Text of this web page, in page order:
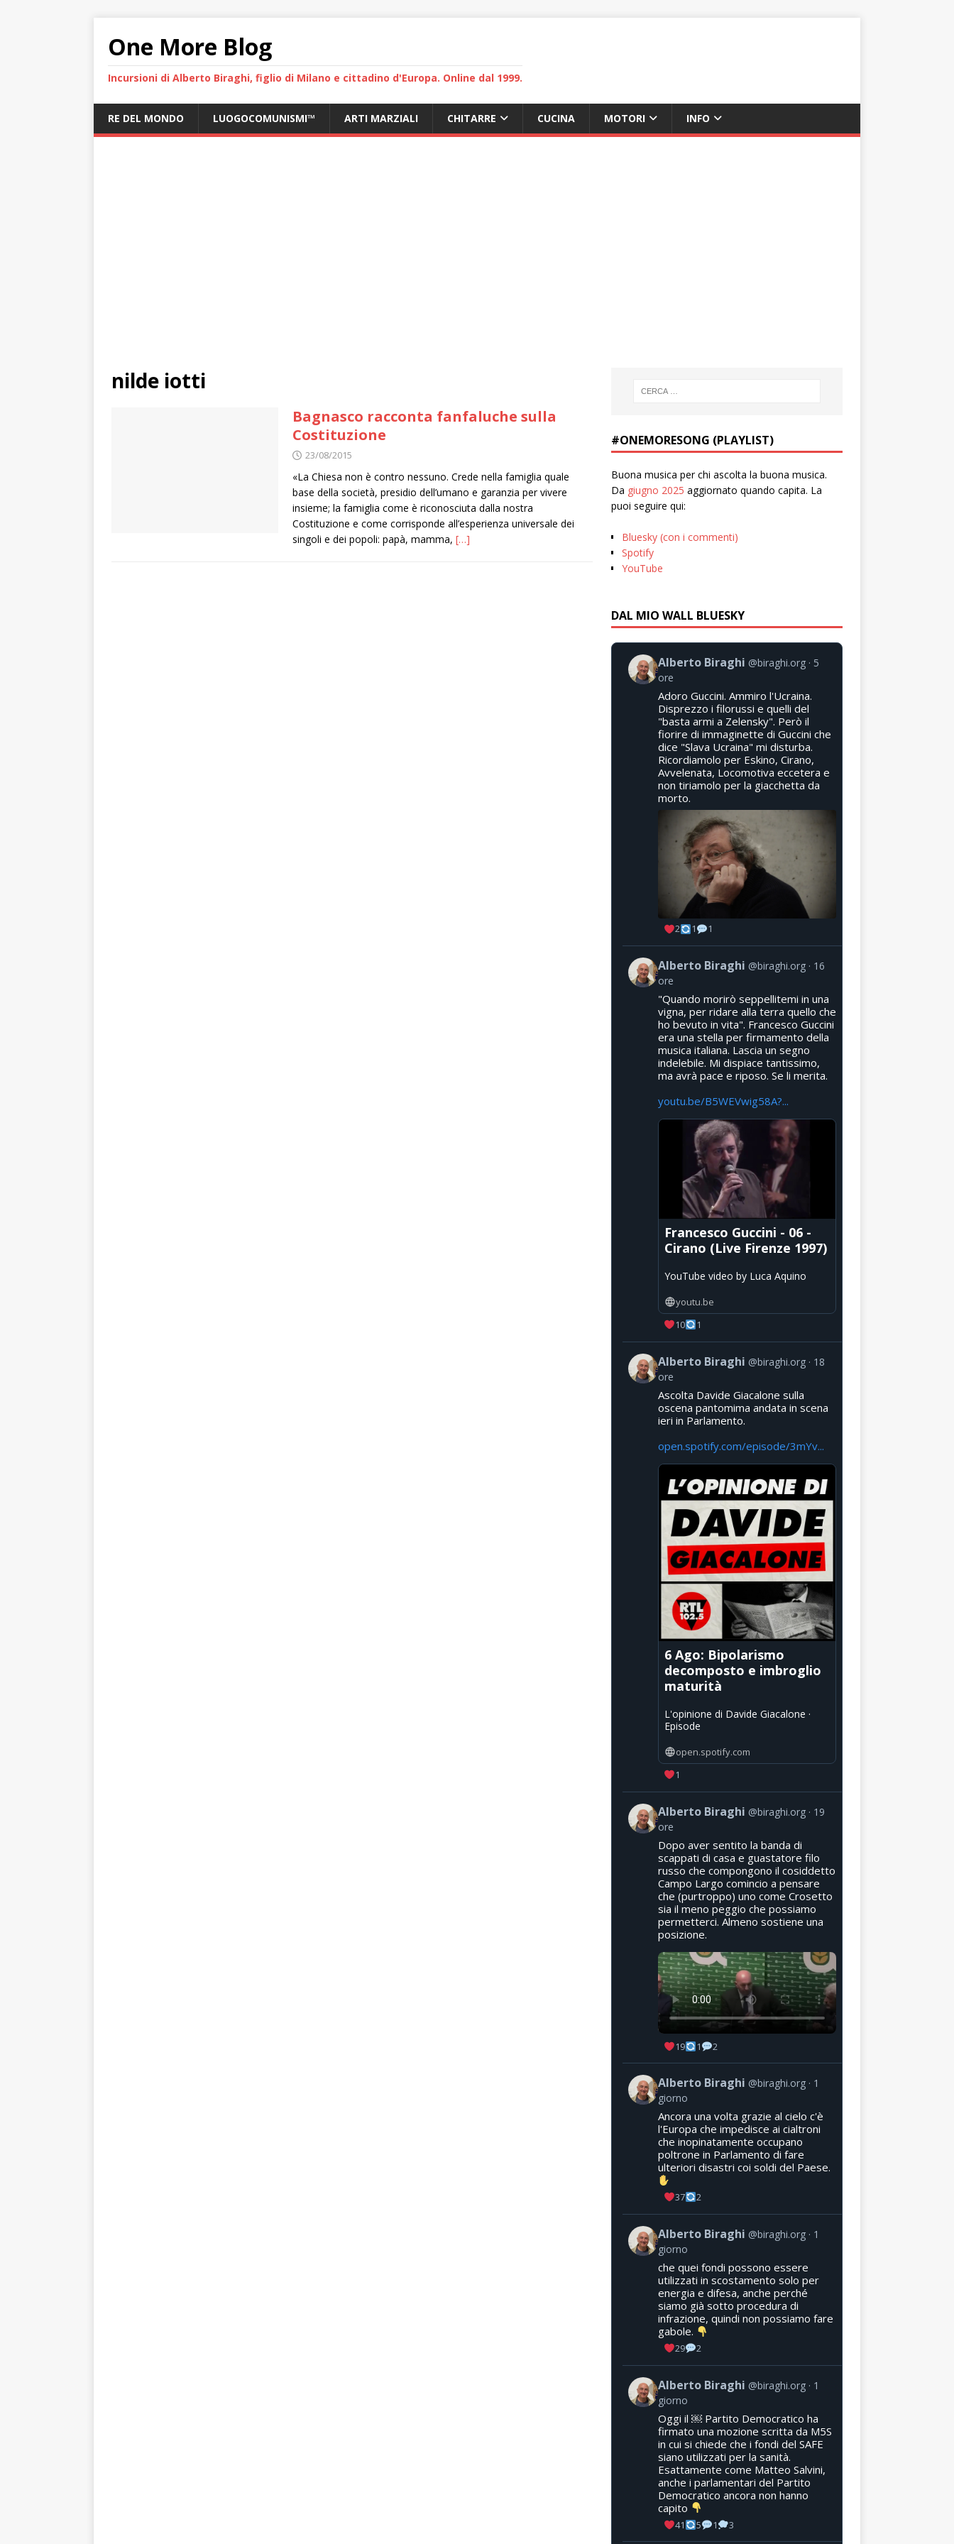
One More Blog
Incursioni di Alberto Biraghi, figlio di Milano e cittadino d'Europa. Online dal 1999.
RE DEL MONDO LUOGOCOMUNISMI™ ARTI MARZIALI CHITARRE CUCINA MOTORI INFO
nilde iotti
Bagnasco racconta fanfaluche sulla
Costituzione
23/08/2015
«La Chiesa non è contro nessuno. Crede nella famiglia quale
base della società, presidio dell’umano e garanzia per vivere
insieme; la famiglia come è riconosciuta dalla nostra
Costituzione e come corrisponde all’esperienza universale dei
singoli e dei popoli: papà, mamma, […]
#ONEMORESONG (PLAYLIST)
Buona musica per chi ascolta la buona musica.
Da giugno 2025 aggiornato quando capita. La
puoi seguire qui:
Bluesky (con i commenti)
Spotify
YouTube
DAL MIO WALL BLUESKY
Alberto Biraghi @biraghi.org
5
ore
Adoro Guccini. Ammiro l'Ucraina.
Disprezzo i filorussi e quelli del
"basta armi a Zelensky". Però il
fiorire di immaginette di Guccini che
dice "Slava Ucraina" mi disturba.
Ricordiamolo per Eskino, Cirano,
Avvelenata, Locomotiva eccetera e
non tiriamolo per la giacchetta da
morto.
2 1 1
Alberto Biraghi @biraghi.org
16
ore
"Quando morirò seppellitemi in una
vigna, per ridare alla terra quello che
ho bevuto in vita". Francesco Guccini
era una stella per firmamento della
musica italiana. Lascia un segno
indelebile. Mi dispiace tantissimo,
ma avrà pace e riposo. Se li merita.
youtu.be/B5WEVwig58A?...
Francesco Guccini - 06 -
Cirano (Live Firenze 1997)
YouTube video by Luca Aquino
youtu.be
10
1
Alberto Biraghi @biraghi.org
18
ore
Ascolta Davide Giacalone sulla
oscena pantomima andata in scena
ieri in Parlamento.
open.spotify.com/episode/3mYv...
6 Ago: Bipolarismo
decomposto e imbroglio
maturità
L'opinione di Davide Giacalone ·
Episode
open.spotify.com
1
Alberto Biraghi @biraghi.org
19
ore
Dopo aver sentito la banda di
scappati di casa e guastatore filo
russo che compongono il cosiddetto
Campo Largo comincio a pensare
che (purtroppo) uno come Crosetto
sia il meno peggio che possiamo
permetterci. Almeno sostiene una
posizione.
19 1 2
Alberto Biraghi @biraghi.org
1
giorno
Ancora una volta grazie al cielo c'è
l'Europa che impedisce ai cialtroni
che inopinatamente occupano
poltrone in Parlamento di fare
ulteriori disastri coi soldi del Paese.
37 2
Alberto Biraghi @biraghi.org
1
giorno
che quei fondi possono essere
utilizzati in scostamento solo per
energia e difesa, anche perché
siamo già sotto procedura di
infrazione, quindi non possiamo fare
gabole.
29 2
Alberto Biraghi @biraghi.org
1
giorno
Oggi il ￼ Partito Democratico ha
firmato una mozione scritta da M5S
in cui si chiede che i fondi del SAFE
siano utilizzati per la sanità.
Esattamente come Matteo Salvini,
anche i parlamentari del Partito
Democratico ancora non hanno
capito
41 5 1 3